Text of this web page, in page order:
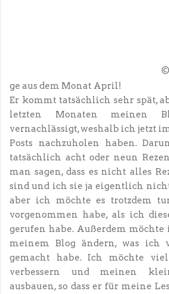
ge aus dem Monat April!
Er kommt tatsächlich sehr spät,
letzten Monaten meinen
vernachlässigt, weshalb ich jetzt
Posts nachzuholen haben.
tatsächlich acht oder neun
man sagen, dass es nicht alles
sind und ich sie ja eigentlich
aber ich möchte es trotzdem
vorgenommen habe, als ich
gerufen habe. Außerdem
meinem Blog ändern, was ich
gemacht habe. Ich möchte
verbessern und meinen
ausbauen, so dass er für meine